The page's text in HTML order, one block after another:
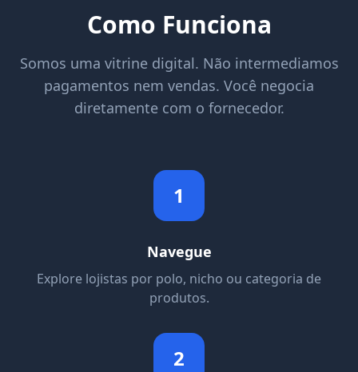
Como Funciona
Somos uma vitrine digital. Não intermediamos
pagamentos nem vendas. Você negocia
diretamente com o fornecedor.
1
Navegue
Explore lojistas por polo, nicho ou categoria de
produtos.
2